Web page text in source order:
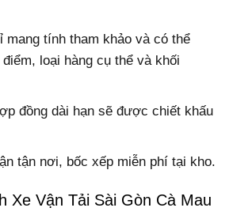
mang tính tham khảo và có thể
loại hàng cụ thể và khối
đồng dài hạn sẽ được chiết khấu
tận nơi, bốc xếp miễn phí tại kho.
Xe Vận Tải Sài Gòn Cà Mau